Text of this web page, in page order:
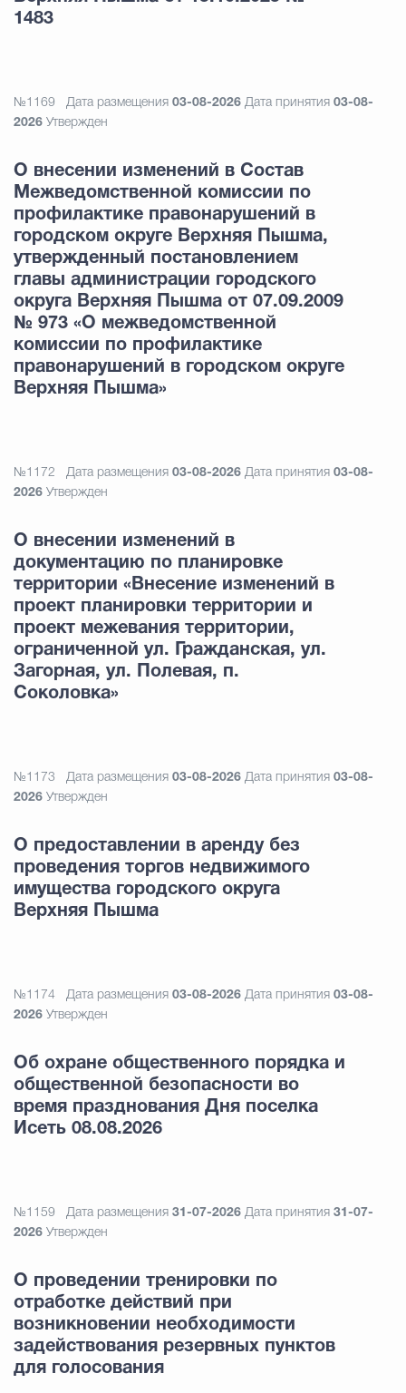
1483
№1169 Дата размещения 03-08-2026 Дата принятия 03-08-
2026 Утвержден
О внесении изменений в Состав
Межведомственной комиссии по
профилактике правонарушений в
городском округе Верхняя Пышма,
утвержденный постановлением
главы администрации городского
округа Верхняя Пышма от 07.09.2009
№ 973 «О межведомственной
комиссии по профилактике
правонарушений в городском округе
Верхняя Пышма»
№1172 Дата размещения 03-08-2026 Дата принятия 03-08-
2026 Утвержден
О внесении изменений в
документацию по планировке
территории «Внесение изменений в
проект планировки территории и
проект межевания территории,
ограниченной ул. Гражданская, ул.
Загорная, ул. Полевая, п.
Соколовка»
№1173 Дата размещения 03-08-2026 Дата принятия 03-08-
2026 Утвержден
О предоставлении в аренду без
проведения торгов недвижимого
имущества городского округа
Верхняя Пышма
№1174 Дата размещения 03-08-2026 Дата принятия 03-08-
2026 Утвержден
Об охране общественного порядка и
общественной безопасности во
время празднования Дня поселка
Исеть 08.08.2026
№1159 Дата размещения 31-07-2026 Дата принятия 31-07-
2026 Утвержден
О проведении тренировки по
отработке действий при
возникновении необходимости
задействования резервных пунктов
для голосования